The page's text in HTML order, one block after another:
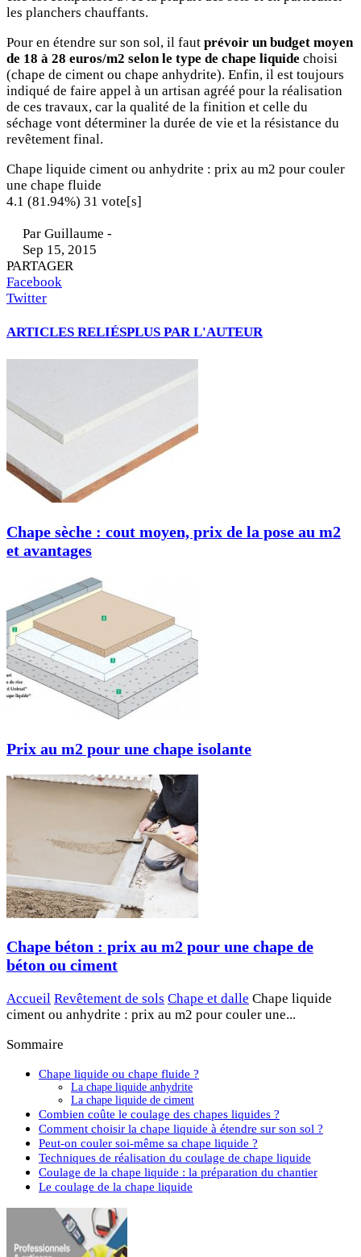
les planchers chauffants.
Pour en étendre sur son sol, il faut prévoir un budget moyen
de 18 à 28 euros/m2 selon le type de chape liquide choisi
(chape de ciment ou chape anhydrite). Enfin, il est toujours
indiqué de faire appel à un artisan agréé pour la réalisation
de ces travaux, car la qualité de la finition et celle du
séchage vont déterminer la durée de vie et la résistance du
revêtement final.
Chape liquide ciment ou anhydrite : prix au m2 pour couler
une chape fluide
4.1 (81.94%) 31 vote[s]
Par Guillaume -
Sep 15, 2015
PARTAGER
Facebook
Twitter
ARTICLES RELIÉSPLUS PAR L'AUTEUR
Chape sèche : cout moyen, prix de la pose au m2
et avantages
Prix au m2 pour une chape isolante
Chape béton : prix au m2 pour une chape de
béton ou ciment
Accueil Revêtement de sols Chape et dalle Chape liquide
ciment ou anhydrite : prix au m2 pour couler une...
Sommaire
Chape liquide ou chape fluide ?
La chape liquide anhydrite
La chape liquide de ciment
Combien coûte le coulage des chapes liquides ?
Comment choisir la chape liquide à étendre sur son sol ?
Peut-on couler soi-même sa chape liquide ?
Techniques de réalisation du coulage de chape liquide
Coulage de la chape liquide : la préparation du chantier
Le coulage de la chape liquide